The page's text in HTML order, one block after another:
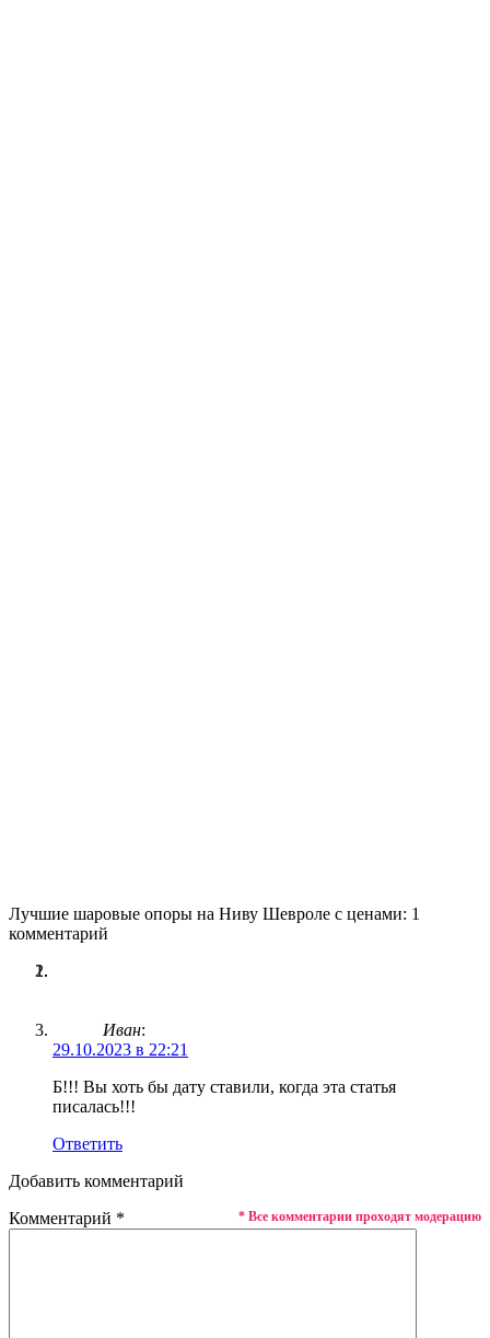
Лучшие шаровые опоры на Ниву Шевроле с ценами: 1
комментарий
Иван:
29.10.2023 в 22:21
Б!!! Вы хоть бы дату ставили, когда эта статья
писалась!!!
Ответить
Добавить комментарий
* Все комментарии проходят модерацию
Комментарий *